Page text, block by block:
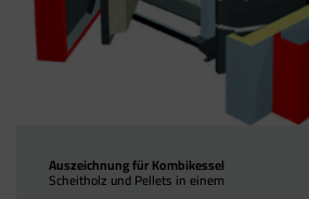
Auszeichnung für Kombikessel
Scheitholz und Pellets in einem